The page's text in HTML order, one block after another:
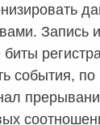
Запись
события,